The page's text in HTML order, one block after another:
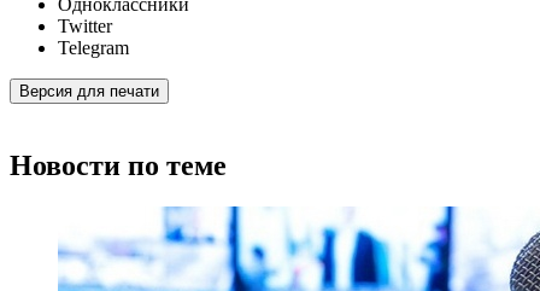
Одноклассники
Twitter
Telegram
Версия для печати
Новости по теме